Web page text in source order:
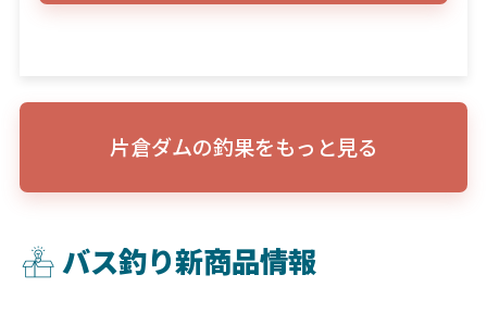
片倉ダムの釣果をもっと見る
バス釣り新商品情報